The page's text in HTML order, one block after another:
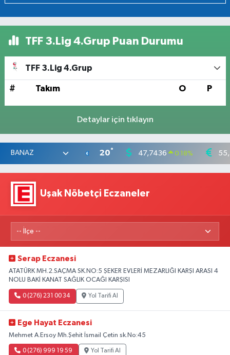
TFF 3.Lig 4.Grup Puan Durumu
TFF 3.Lig 4.Grup
# Takım O P
Detaylar için tıklayın
20° 47,7436 0.18%
Uşak Nöbetçi Eczaneler
Serap Eczanesi
ATATÜRK MH.2.SAÇMA SK.NO:5 ŞEKER EVLERİ MEZARLIĞI KARŞI ARASI 4
NOLU BAKİ KANAT SAĞLIK OCAĞI KARŞISI
0 (276) 231 00 34 Yol Tarifi Al
Ege Hayat Eczanesi
Mehmet A.Ersoy Mh.Şehit İsmail Çetin sk.No:45
0 (276) 999 19 59 Yol Tarifi Al